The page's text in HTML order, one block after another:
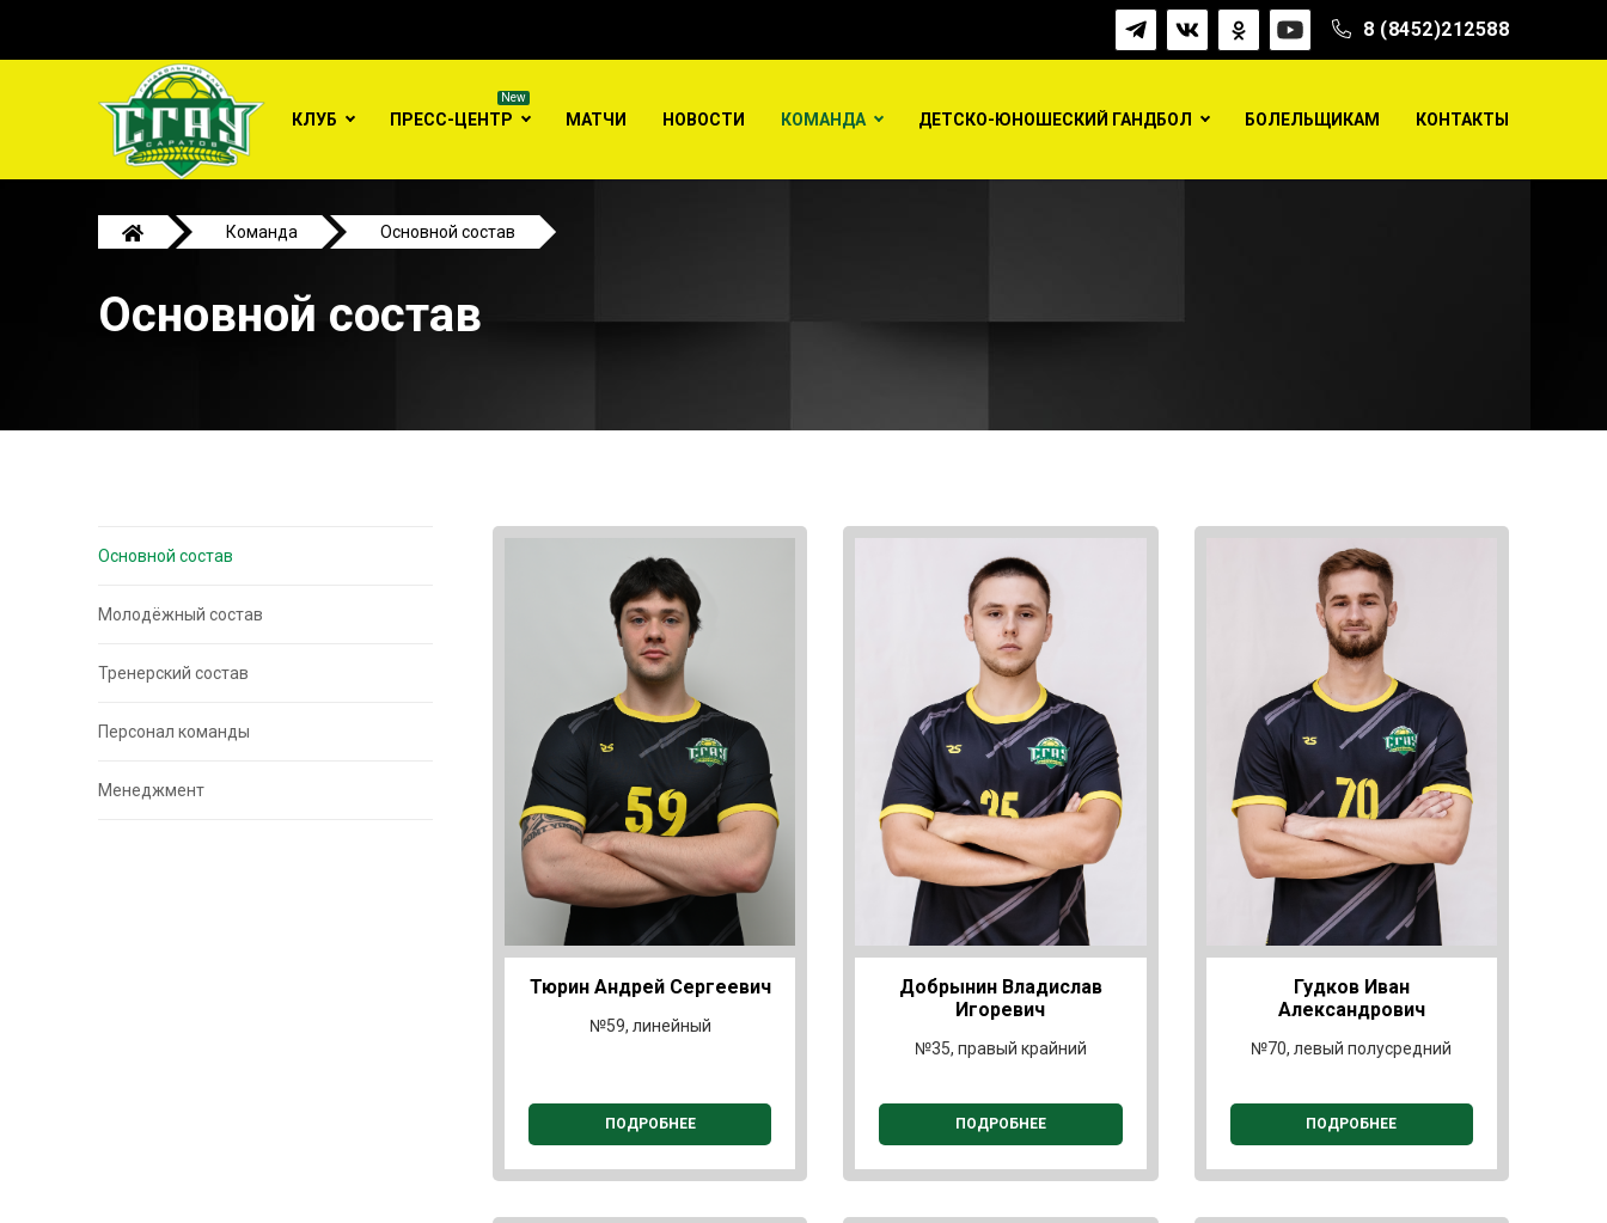
8 (8452)212588
КЛУБ ПРЕСС-ЦЕНТР МАТЧИ НОВОСТИ КОМАНДА ДЕТСКО-ЮНОШЕСКИЙ ГАНДБОЛ БОЛЕЛЬЩИКАМ КОНТАКТЫ
Команда Основной состав
Основной состав
Основной состав
Молодёжный состав
Тренерский состав
Персонал команды
Менеджмент
Тюрин Андрей Сергеевич
№59, линейный
ПОДРОБНЕЕ
Добрынин Владислав
Игоревич
№35, правый крайний
ПОДРОБНЕЕ
Гудков Иван
Александрович
№70, левый полусредний
ПОДРОБНЕЕ